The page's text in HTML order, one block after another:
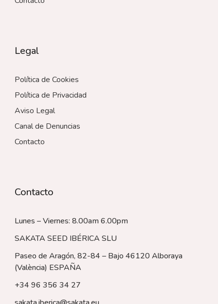
Legal
Política de Cookies
Política de Privacidad
Aviso Legal
Canal de Denuncias
Contacto
Contacto
Lunes – Viernes: 8.00am 6.00pm
SAKATA SEED IBÉRICA SLU
Paseo de Aragón, 82-84 – Bajo 46120 Alboraya
(València) ESPAÑA
+34 96 356 34 27